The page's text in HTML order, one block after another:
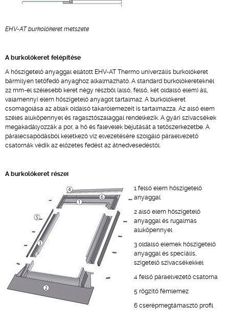
EHV-AT burkolókeret metszete
A burkolókeret felépítése
A hőszigetelő anyaggal ellátott EHV-AT Thermo univerzális burkolókeret
bármilyen tetőfedő anyaghoz alkalmazható. A standard burkolókereteknél
22 mm-el szélesebb keret négy részből (alsó, felső, két oldalsó elem) áll,
valamennyi elem hőszigetelő anyagot tartalmaz. A burkolókeret
csomagolása az ablak oldalsó takarólemezeit is tartalmazza. Az alsó elem
széles aluköpennyel és ragasztószalaggal rendelkezik. A gyári szivacsékek
megakadályozzák a por, a hó és falevelek bejutását a tetőszerkezetbe. A
páralecsapódásból keletkező víz elvezetésére szolgáló páraelvezető
csatornák védik az előzetes fedést az átnedvesedéstől.
A burkolókeret részei
1 felső elem hőszigetelő
anyaggal
2 alsó elem hőszigetelő
anyaggal és rugalmas
aluköpennyel
3 oldalsó elemek hőszigetelő
anyaggal és speciális,
szigetelő szivacsékekkel
4 felső páraelvezető csatorna
5 rögzítő fémlemez
6 cserépmegtámasztó profil